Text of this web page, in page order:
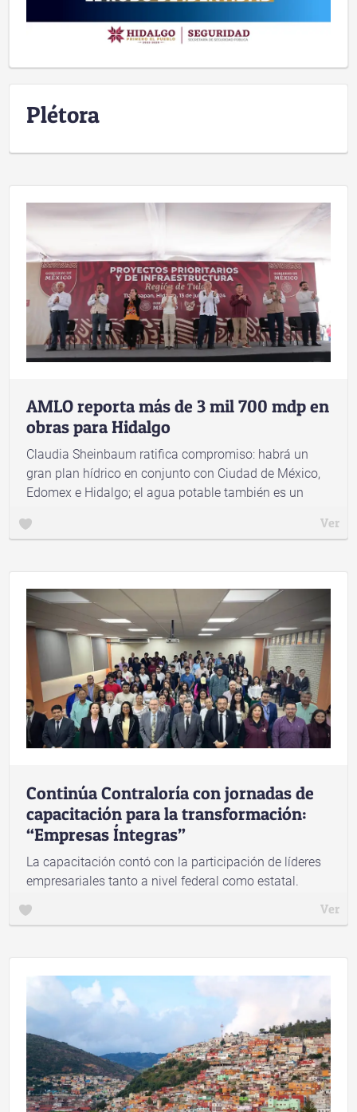
Plétora
AMLO reporta más de 3 mil 700 mdp en
obras para Hidalgo
Claudia Sheinbaum ratifica compromiso: habrá un
gran plan hídrico en conjunto con Ciudad de México,
Edomex e Hidalgo; el agua potable también es un
Ver
Continúa Contraloría con jornadas de
capacitación para la transformación:
“Empresas Íntegras”
La capacitación contó con la participación de líderes
empresariales tanto a nivel federal como estatal.
Ver